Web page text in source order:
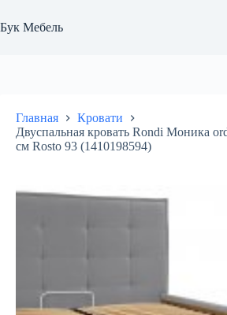
к
сути
Бук Мебель
Главная
Кровати
Двуспальная кровать Rondi Моника
см Rosto 93 (1410198594)